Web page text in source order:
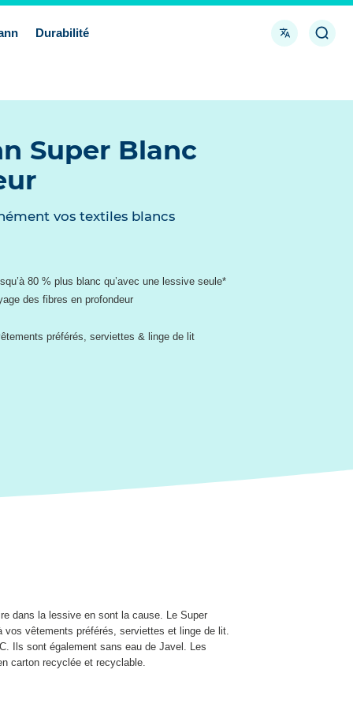
Durabilité Langue
la
Super Blanc
vos textiles blancs
80 % plus blanc qu’avec une lessive seule*
des fibres en profondeur
préférés, serviettes & linge de lit
dans la lessive en sont la cause. Le Super
vos vêtements préférés, serviettes et linge de lit.
Ils sont également sans eau de Javel. Les
carton recyclée et recyclable.